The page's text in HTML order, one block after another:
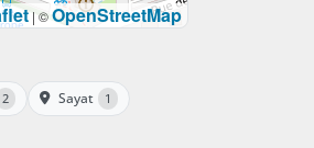
|©OpenStreetMap
2 Sayat 1